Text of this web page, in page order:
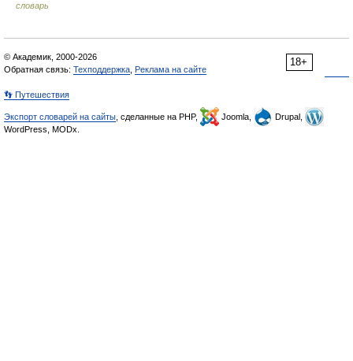
словарь
18+
© Академик, 2000-2026
Обратная связь: Техподдержка Реклама на сайте
👣 Путешествия
Экспорт словарей на сайты , сделанные на PHP, Joomla,
Drupal,
WordPress, MODx.